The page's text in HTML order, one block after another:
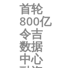
首轮
800亿
令吉
数据
中心